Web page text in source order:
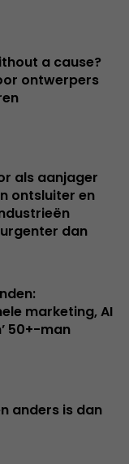
a cause?
ontwerpers
als aanjager
ontsluiter en
dan
marketing, AI
50+-man
anders is dan